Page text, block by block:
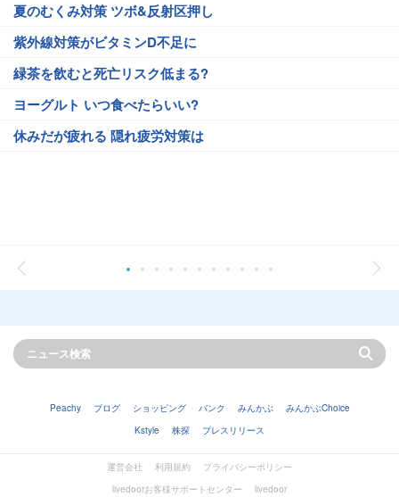
夏のむくみ対策 ツボ&反射区押し
紫外線対策がビタミンD不足に
緑茶を飲むと死亡リスク低まる?
ヨーグルト いつ食べたらいい?
休みだが疲れる 隠れ疲労対策は
Peachy ブログ ショッピング バンク みんかぶ
みんかぶChoice
Kstyle
株探 プレスリリース
運営会社 利用規約
プライバシーポリシー
livedoorお客様サポートセンター
livedoor